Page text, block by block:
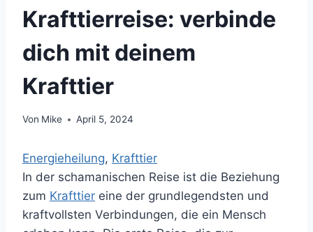
Krafttierreise: verbinde
dich mit deinem
Krafttier
Von Mike April 5, 2024
Energieheilung, Krafttier
In der schamanischen Reise ist die Beziehung
zum Krafttier eine der grundlegendsten und
kraftvollsten Verbindungen, die ein Mensch